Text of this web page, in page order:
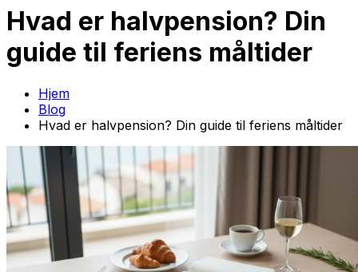
Hvad er halvpension? Din
guide til feriens måltider
Hjem
Blog
Hvad er halvpension? Din guide til feriens måltider